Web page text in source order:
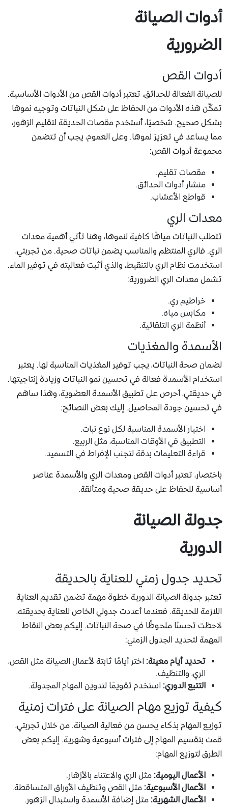
أدوات الصيانة
الضرورية
أدوات القص
للصيانة الفعالة للحدائق، تعتبر أدوات القص من الأدوات الأساسية.
تمكّن هذه الأدوات من الحفاظ على شكل النباتات وتوجيه نموها
بشكل صحيح. شخصيًا، أستخدم مقصات الحديقة لتقليم الزهور،
مما يساعد في تعزيز نموها. وعلى العموم، يجب أن تتضمن
مجموعة أدوات القص:
مقصات تقليم.
منشار أدوات الحدائق.
قواطع الأعشاب.
معدات الري
تتطلب النباتات مياهًا كافية لنموها، وهنا تأتي أهمية معدات
الري. فالري المنتظم والمناسب يضمن نباتات صحية. من تجربتي،
استخدمت نظام الري بالتنقيط، والذي أثبت فعاليته في توفير الماء.
تشمل معدات الري الضرورية:
خراطيم ري.
مكابس مياه.
أنظمة الري التلقائية.
الأسمدة والمغذيات
لضمان صحة النباتات، يجب توفير المغذيات المناسبة لها. يعتبر
استخدام الأسمدة فعالة في تحسين نمو النباتات وزيادة إنتاجيتها.
في حديقتي، أحرص على تطبيق الأسمدة العضوية، وهذا ساهم
في تحسين جودة المحاصيل. إليك بعض النصائح:
اختيار الأسمدة المناسبة لكل نوع نبات.
التطبيق في الأوقات المناسبة، مثل الربيع.
قراءة التعليمات بدقة لتجنب الإفراط في التسميد.
باختصار، تعتبر أدوات القص ومعدات الري والأسمدة عناصر
أساسية للحفاظ على حديقة صحية ومتألقة.
جدولة الصيانة
الدورية
تحديد جدول زمني للعناية بالحديقة
تعتبر جدولة الصيانة الدورية خطوة مهمة تضمن تقديم العناية
اللازمة للحديقة. فعندما أعددت جدولي الخاص للعناية بحديقته،
لاحظت تحسنًا ملحوظًا في صحة النباتات. إليكم بعض النقاط
المهمة لتحديد الجدول الزمني:
تحديد أيام معينة: اختر أيامًا ثابتة لأعمال الصيانة مثل القص،
الري، والتنظيف.
التتبع الدوري: استخدم تقويمًا لتدوين المهام المجدولة.
كيفية توزيع مهام الصيانة على فترات زمنية
توزيع المهام بذكاء يحسن من فعالية الصيانة. من خلال تجربتي،
قمت بتقسيم المهام إلى فترات أسبوعية وشهرية. إليكم بعض
الطرق لتوزيع المهام:
الأعمال اليومية: مثل الري والاعتناء بالأزهار.
الأعمال الأسبوعية: مثل القص وتنظيف الأوراق المتساقطة.
الأعمال الشهرية: مثل إضافة الأسمدة واستبدال الزهور.